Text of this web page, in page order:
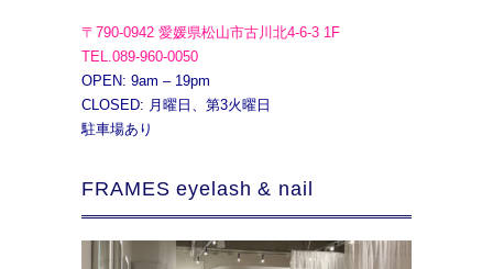
〒790-0942 愛媛県松山市古川北4-6-3 1F
TEL.089-960-0050
OPEN: 9am – 19pm
CLOSED: 月曜日、第3火曜日
駐車場あり
FRAMES eyelash & nail